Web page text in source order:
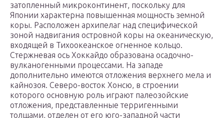
затопленный микроконтинент, поскольку для
Японии характерна повышенная мощность земной
коры. Расположен архипелаг над специфической
зоной надвигания островной коры на океаническую,
входящей в Тихоокеанское огненное кольцо.
Стержневая ось Хоккайдо образована осадочно-
вулканогенными процессами. На западе
дополнительно имеются отложения верхнего мела и
кайнозоя. Северо-восток Хонсю, в строении
которого основную роль играют палеозойские
отложения, представленные терригенными
толщами, отделен от его юго-западной части